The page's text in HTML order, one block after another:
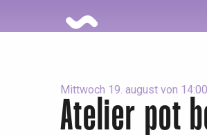
Mittwoch 19. august von
Atelier pot